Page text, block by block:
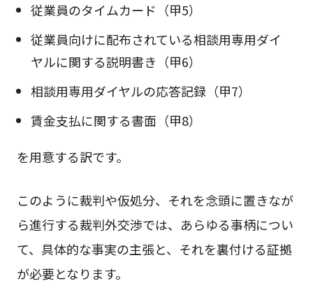
従業員のタイムカード（甲5）
従業員向けに配布されている相談用専用ダイ
ヤルに関する説明書き（甲6）
相談用専用ダイヤルの応答記録（甲7）
賃金支払に関する書面（甲8）
を用意する訳です。
このように裁判や仮処分、それを念頭に置きなが
ら進行する裁判外交渉では、あらゆる事柄につい
て、具体的な事実の主張と、それを裏付ける証拠
が必要となります。